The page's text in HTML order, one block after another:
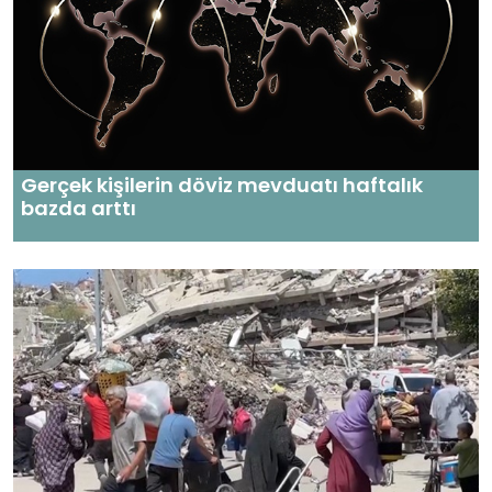
Gerçek kişilerin döviz mevduatı haftalık
bazda arttı